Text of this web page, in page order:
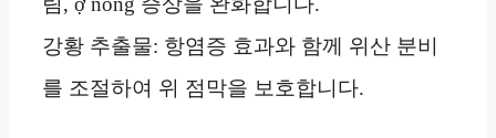
강황 추출물: 항염증 효과와 함께 위산 분비
를 조절하여 위 점막을 보호합니다.